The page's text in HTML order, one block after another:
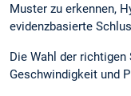
Muster zu erkennen,
evidenzbasierte
Die Wahl der
Geschwindigkeit und